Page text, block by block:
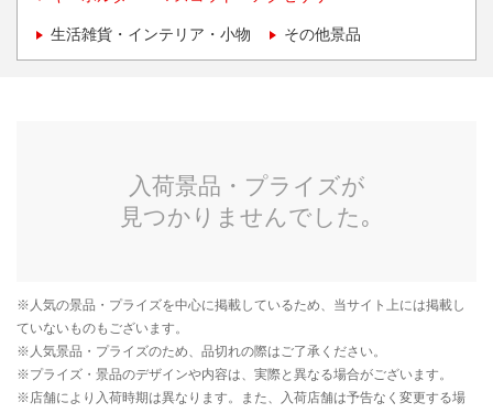
生活雑貨・インテリア・小物 その他景品